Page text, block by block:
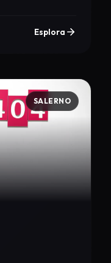
Esplora
SALERNO